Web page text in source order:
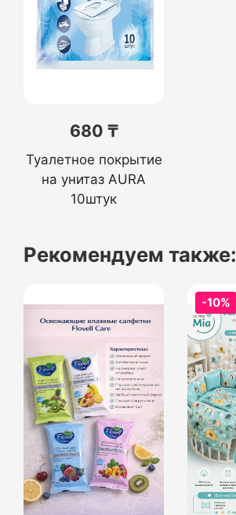
680 ₸
Туалетное покрытие
на унитаз AURA
10штук
Рекомендуем также:
-10%